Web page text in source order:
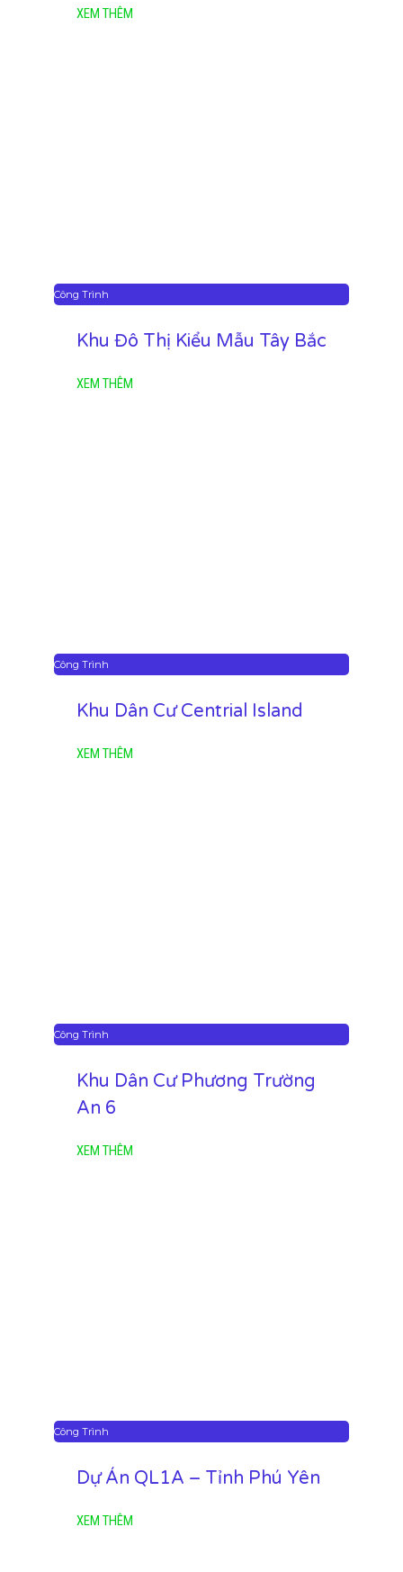
XEM THÊM
Công Trình
Khu Đô Thị Kiểu Mẫu Tây Bắc
XEM THÊM
Công Trình
Khu Dân Cư Centrial Island
XEM THÊM
Công Trình
Khu Dân Cư Phương Trường
An 6
XEM THÊM
Công Trình
Dự Án QL1A – Tỉnh Phú Yên
XEM THÊM